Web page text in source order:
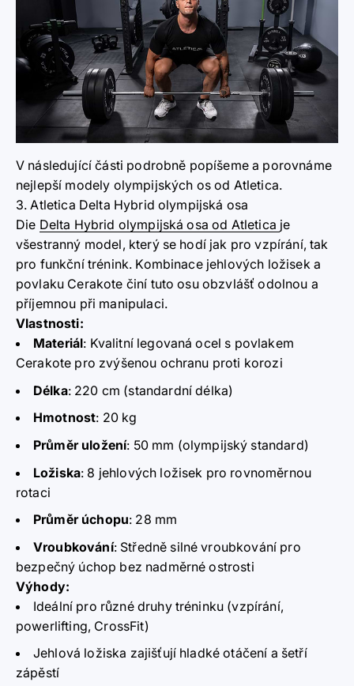
V následující části podrobně popíšeme a porovnáme
nejlepší modely olympijských os od Atletica.
3. Atletica Delta Hybrid olympijská osa
Die Delta Hybrid olympijská osa od Atletica je
všestranný model, který se hodí jak pro vzpírání, tak
pro funkční trénink. Kombinace jehlových ložisek a
povlaku Cerakote činí tuto osu obzvlášť odolnou a
příjemnou při manipulaci.
Vlastnosti:
Materiál: Kvalitní legovaná ocel s povlakem
Cerakote pro zvýšenou ochranu proti korozi
Délka:220 cm (standardní délka)
Hmotnost: 20 kg
Průměr uložení: 50 mm (olympijský standard)
Ložiska: 8 jehlových ložisek pro rovnoměrnou
rotaci
Průměr úchopu: 28 mm
Vroubkování:Středně silné vroubkování pro
bezpečný úchop bez nadměrné ostrosti
Výhody:
Ideální pro různé druhy tréninku (vzpírání,
powerlifting, CrossFit)
Jehlová ložiska zajišťují hladké otáčení a šetří
zápěstí